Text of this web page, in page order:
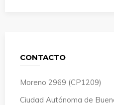
CONTACTO
Moreno 2969 (CP1209)
Ciudad Autónoma de